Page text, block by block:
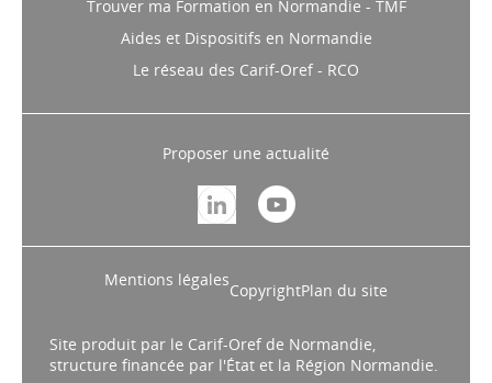
Trouver ma Formation en Normandie - TMF
Aides et Dispositifs en Normandie
Le réseau des Carif-Oref - RCO
Proposer une actualité
Mentions légales
CopyrightPlan du site
Site produit par le Carif-Oref de Normandie,
structure financée par l'État et la Région Normandie.